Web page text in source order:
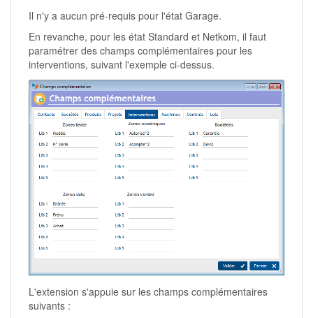
Il n'y a aucun pré-requis pour l'état Garage.
En revanche, pour les état Standard et Netkom, il faut
paramétrer des champs complémentaires pour les
interventions, suivant l'exemple ci-dessus.
L'extension s'appuie sur les champs complémentaires
suivants :